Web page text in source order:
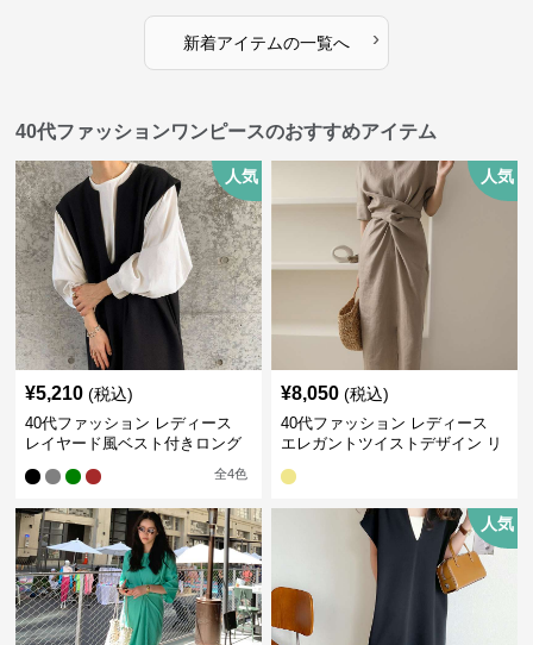
新着アイテムの一覧へ ›
40代ファッションワンピースのおすすめアイテム
人気
¥5,210 (税込)
40代ファッション レディース
レイヤード風ベスト付きロング
全4色
人気
¥8,050 (税込)
40代ファッション レディース
エレガントツイストデザイン リ
人気